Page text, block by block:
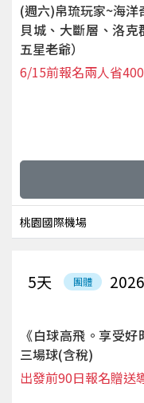
(週六)帛琉玩家~海
貝城、大斷層、洛
五星老爺）
6/15前報名兩人省
桃園國際機場
團體
5天
《白球高飛。享受
三場球(含稅)
出發前90日報名贈送